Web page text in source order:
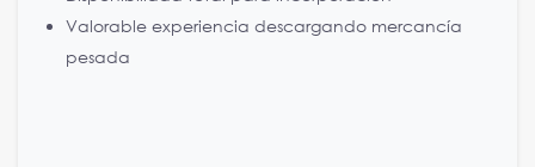
Valorable experiencia descargando mercancía
pesada